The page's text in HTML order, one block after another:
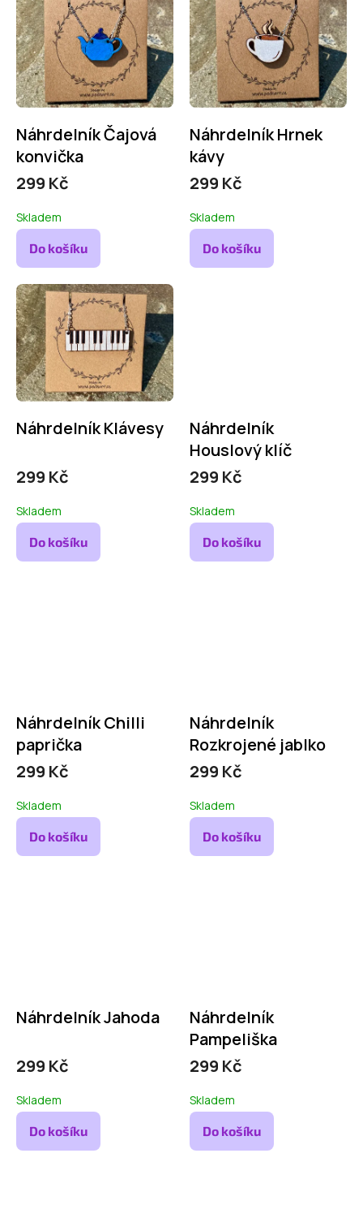
p
p
Náhrdelník Čajová
konvička
299 Kč
Skladem
Do košíku
Náhrdelník Hrnek
kávy
299 Kč
Skladem
Do košíku
Náhrdelník Klávesy
299 Kč
Skladem
Do košíku
Náhrdelník
Houslový klíč
299 Kč
Skladem
Do košíku
Náhrdelník Chilli
paprička
299 Kč
Skladem
Do košíku
Náhrdelník
Rozkrojené jablko
299 Kč
Skladem
Do košíku
Náhrdelník Jahoda
299 Kč
Skladem
Do košíku
Náhrdelník
Pampeliška
299 Kč
Skladem
Do košíku